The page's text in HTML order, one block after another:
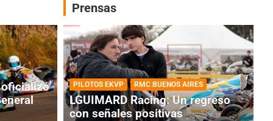
oficializó
Prensas
PILOTOS EKVP RMC BUENOS AIRES
LGUIMARD Racing: Un regreso
con señales positivas